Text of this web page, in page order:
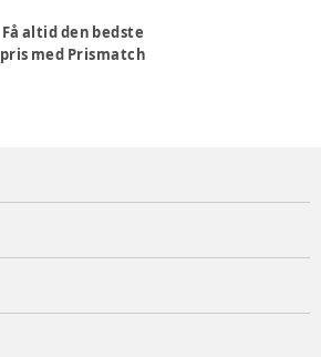
Få altid den bedste
pris med Prismatch